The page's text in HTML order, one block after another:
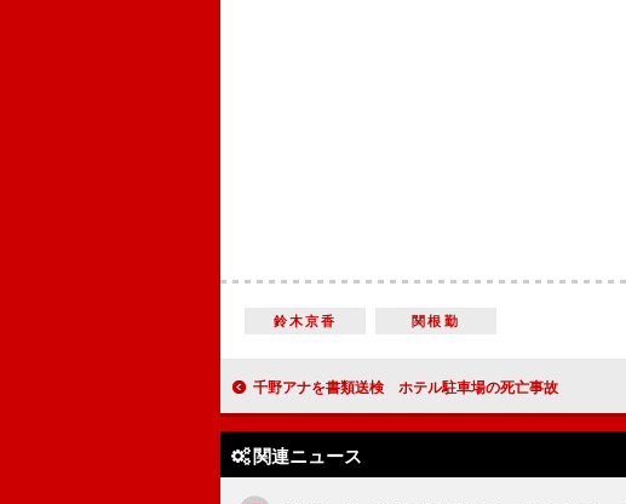
鈴木京香 関根勤
千野アナを書類送検 ホテル駐車場の死亡事故
関連ニュース